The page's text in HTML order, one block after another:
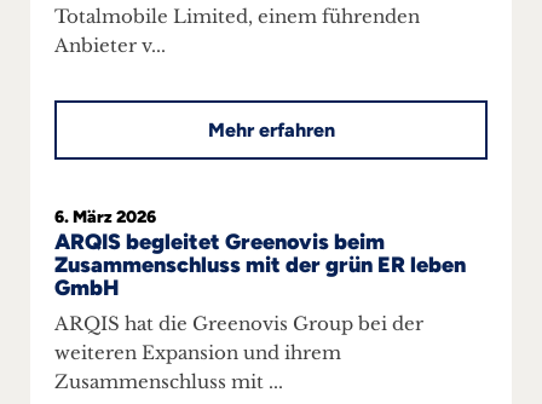
Totalmobile Limited, einem führenden
Anbieter v...
Mehr erfahren
6. März 2026
ARQIS begleitet Greenovis beim
Zusammenschluss mit der grün ER leben
GmbH
ARQIS hat die Greenovis Group bei der
weiteren Expansion und ihrem
Zusammenschluss mit ...